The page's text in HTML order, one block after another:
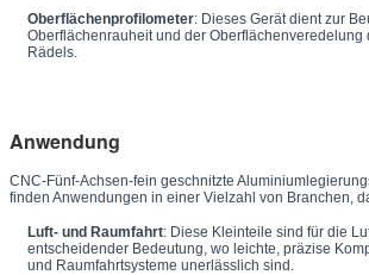
Oberflächenprofilometer: Dieses Gerät dient zur
Oberflächenrauheit und der Oberflächenveredelung
Rädels.
Anwendung
CNC-Fünf-Achsen-fein geschnitzte
finden Anwendungen in einer Vielzahl von Branchen,
Luft- und Raumfahrt: Diese Kleinteile sind für die
entscheidender Bedeutung, wo leichte, präzise
und Raumfahrtsysteme unerlässlich sind.